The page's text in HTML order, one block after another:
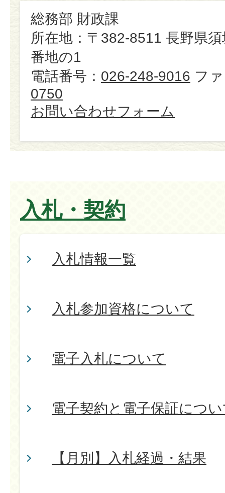
総務部 財政課
所在地：〒382-8511 長野県
番地の1
電話番号： 026-248-9016 フ
0750
お問い合わせフォーム
入札・契約
入札情報一覧
入札参加資格について
電子入札について
電子契約と電子保証につ
【月別】入札経過・結果